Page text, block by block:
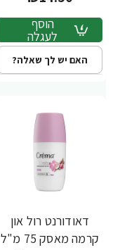
הוסף
לעגלה
האם יש לך שאלה?
דאודורנט רול און
קרמה מאסק 75 מ"ל